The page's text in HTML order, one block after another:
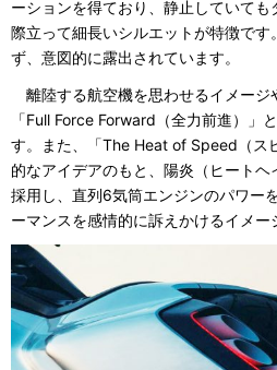
ーションを得ており、静止していても
際立って細長いシルエットが特徴です
ず、意図的に露出されています。
離陸する航空機を思わせるイメージ
「Full Force Forward（全力前進）」
す。また、「The Heat of Speed（ス
的なアイデアのもと、陽炎（ヒート
採用し、直列6気筒エンジンのパワー
ーマンスを感情的に訴えかけるイメー